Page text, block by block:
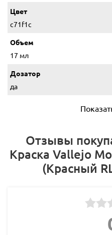
Цвет
c71f1c
Объем
17 мл
Дозатор
да
Отзывы
Краска Vallejo
(Красный